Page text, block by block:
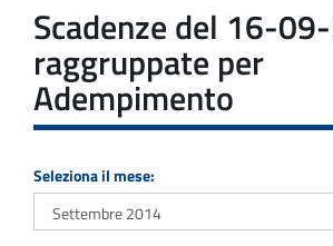
Scadenze del 16-
raggruppate per
Adempimento
Seleziona il mese: